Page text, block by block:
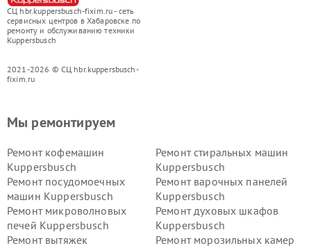
СЦ hbr.kuppersbusch-fixim.ru - сеть
сервисных центров в Хабаровске по
ремонту и обслуживанию техники
Kuppersbusch
2021-2026 © СЦ hbr.kuppersbusch-
fixim.ru
Мы ремонтируем
Ремонт кофемашин
Kuppersbusch
Ремонт стиральных машин
Kuppersbusch
Ремонт посудомоечных
машин Kuppersbusch
Ремонт варочных панелей
Kuppersbusch
Ремонт микроволновых
печей Kuppersbusch
Ремонт духовых шкафов
Kuppersbusch
Ремонт вытяжек
Ремонт морозильных камер